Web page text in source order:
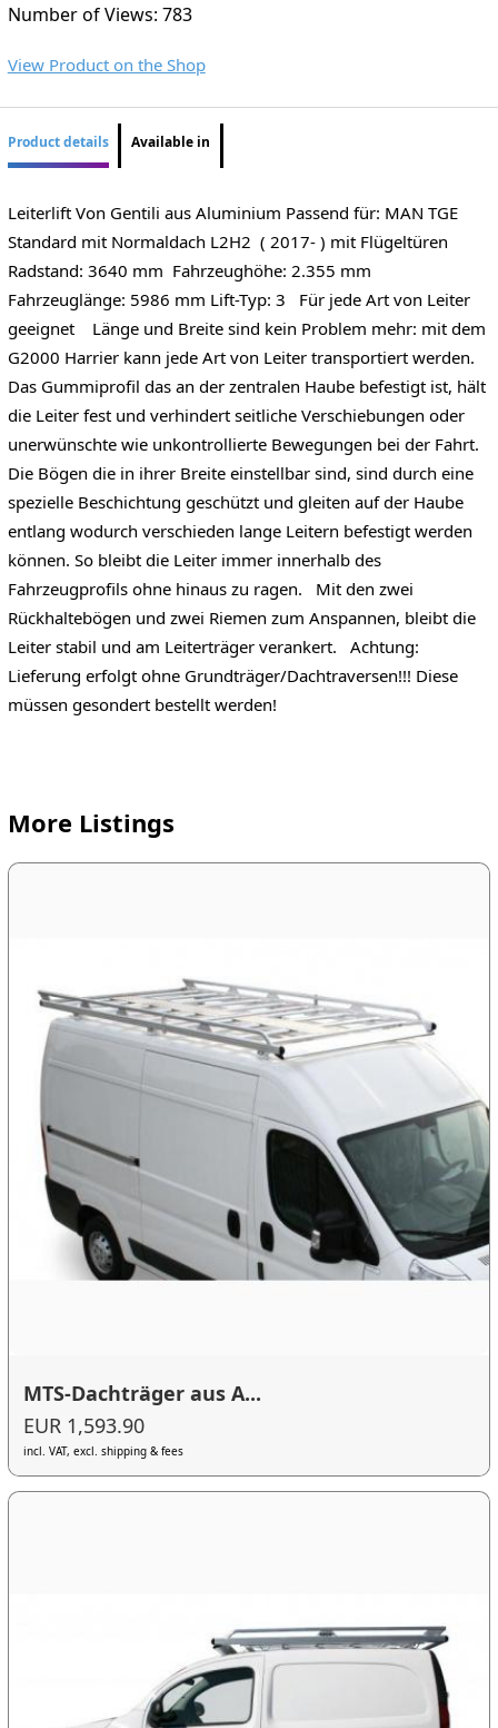
Number of Views: 783
View Product on the Shop
Product details Available in
Leiterlift Von Gentili aus Aluminium Passend für: MAN TGE
Standard mit Normaldach L2H2 ( 2017- ) mit Flügeltüren
Radstand: 3640 mm Fahrzeughöhe: 2.355 mm
Fahrzeuglänge: 5986 mm Lift-Typ: 3 Für jede Art von Leiter
geeignet Länge und Breite sind kein Problem mehr: mit dem
G2000 Harrier kann jede Art von Leiter transportiert werden.
Das Gummiprofil das an der zentralen Haube befestigt ist, hält
die Leiter fest und verhindert seitliche Verschiebungen oder
unerwünschte wie unkontrollierte Bewegungen bei der Fahrt.
Die Bögen die in ihrer Breite einstellbar sind, sind durch eine
spezielle Beschichtung geschützt und gleiten auf der Haube
entlang wodurch verschieden lange Leitern befestigt werden
können. So bleibt die Leiter immer innerhalb des
Fahrzeugprofils ohne hinaus zu ragen. Mit den zwei
Rückhaltebögen und zwei Riemen zum Anspannen, bleibt die
Leiter stabil und am Leiterträger verankert. Achtung:
Lieferung erfolgt ohne Grundträger/Dachtraversen!!! Diese
müssen gesondert bestellt werden!
More Listings
MTS-Dachträger aus A...
EUR 1,593.90
incl. VAT, excl. shipping & fees